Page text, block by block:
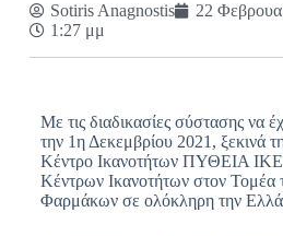
Sotiris Anagnostis
22
1:27 μμ
Με τις διαδικασίες σύστασης να
την 1η Δεκεμβρίου 2021, ξεκινά
Κέντρο Ικανοτήτων ΠΥΘΕΙΑ
Κέντρων Ικανοτήτων στον Τομέα
Φαρμάκων σε ολόκληρη την